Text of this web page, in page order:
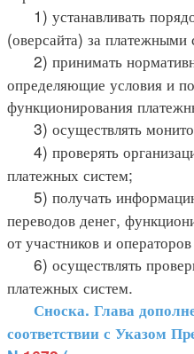
1) устанавливать
(оверсайта) за платежными
2) принимать
определяющие условия и
функционирования
3) осуществлять
4) проверять
платежных систем;
5) получать
переводов денег,
от участников и
6) осуществлять
платежных систем.
Сноска. Глава
соответствии с Указом